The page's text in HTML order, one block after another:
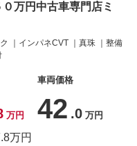
万円中古車専門店ミ
インパネCVT 真珠
整備
万円
万円
車両価格
42 .0 万円